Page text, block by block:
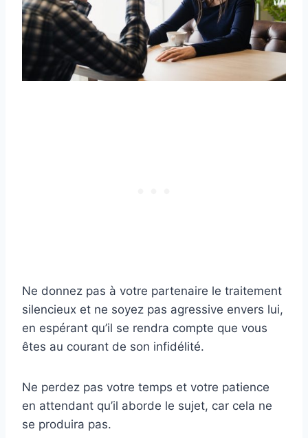
Ne donnez pas à votre partenaire le traitement
silencieux et ne soyez pas agressive envers lui,
en espérant qu’il se rendra compte que vous
êtes au courant de son infidélité.
Ne perdez pas votre temps et votre patience
en attendant qu’il aborde le sujet, car cela ne
se produira pas.